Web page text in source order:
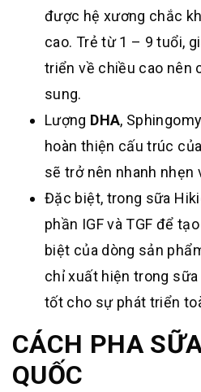
được hệ xương chắc
cao. Trẻ từ 1 – 9 tuổi,
triển về chiều cao nên
sung.
Lượng DHA,
hoàn thiện cấu trúc
sẽ trở nên nhanh nhẹn
Đặc biệt, trong sữa
phần IGF và TGF để
biệt của dòng sản
chỉ xuất hiện trong
tốt cho sự phát triển
CÁCH PHA
QUỐC